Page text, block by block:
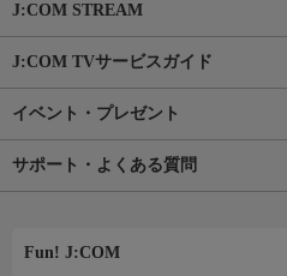
J:COM STREAM
J:COM TVサービスガイド
イベント・プレゼント
サポート・よくある質問
Fun! J:COM